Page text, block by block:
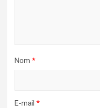
Nom *
E-mail *